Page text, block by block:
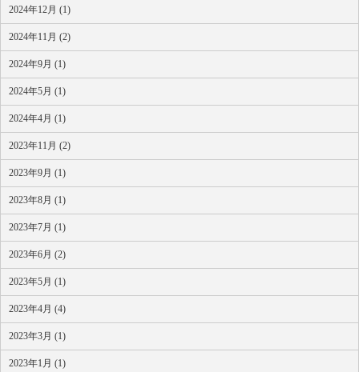
2024年12月 (1)
2024年11月 (2)
2024年9月 (1)
2024年5月 (1)
2024年4月 (1)
2023年11月 (2)
2023年9月 (1)
2023年8月 (1)
2023年7月 (1)
2023年6月 (2)
2023年5月 (1)
2023年4月 (4)
2023年3月 (1)
2023年1月 (1)